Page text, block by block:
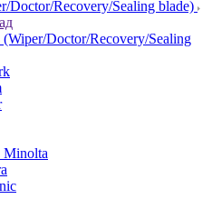
Doctor/Recovery/Sealing blade)
(Wiper/Doctor/Recovery/Sealing
Minolta